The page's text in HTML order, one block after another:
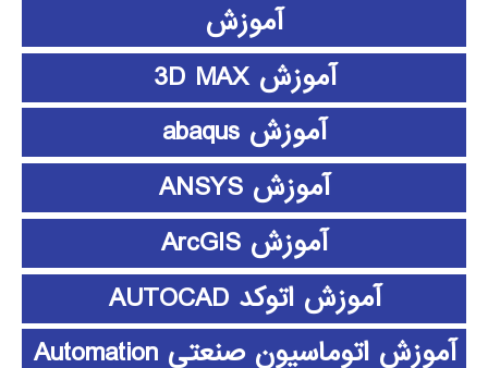
آموزش
آموزش 3D MAX
آموزش abaqus
آموزش ANSYS
آموزش ArcGIS
آموزش اتوکد AUTOCAD
آموزش اتوماسیون صنعتی Automation